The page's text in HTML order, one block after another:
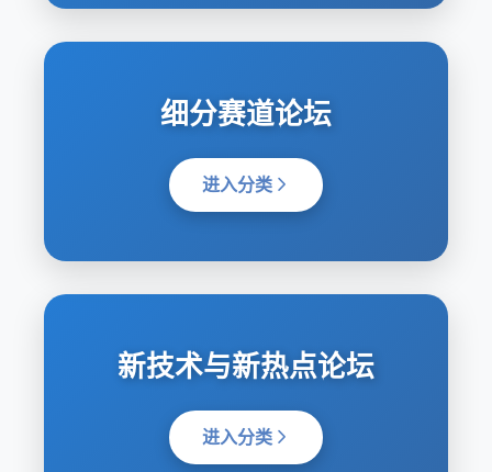
细分赛道论坛
进入分类
新技术与新热点论坛
进入分类